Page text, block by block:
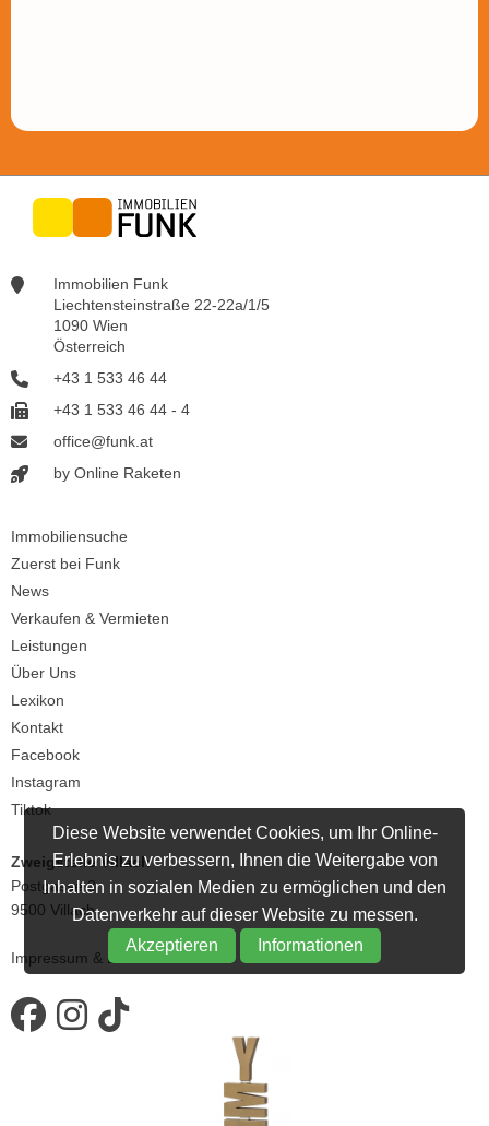
Diese Website verwendet Cookies, um Ihr Online-
Erlebnis zu verbessern, Ihnen die Weitergabe von
Inhalten in sozialen Medien zu ermöglichen und den
Datenverkehr auf dieser Website zu messen.
Akzeptieren
Informationen
Immobilien Funk
Liechtensteinstraße 22-22a/1/5
1090 Wien
Österreich
+43 1 533 46 44
+43 1 533 46 44 - 4
office@funk.at
by Online Raketen
Immobiliensuche
Zuerst bei Funk
News
Verkaufen & Vermieten
Leistungen
Über Uns
Lexikon
Kontakt
Facebook
Instagram
Tiktok
Zweigstelle Villach
Postgasse 3
9500 Villach
Impressum & Datenschutz